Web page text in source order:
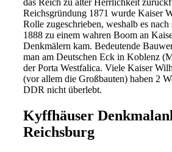
das Reich zu alter Herrlichkeit
Reichsgründung 1871 wurde Kaiser
Rolle zugeschrieben, weshalb es nach
1888 zu einem wahren Boom an
Denkmälern kam. Bedeutende
man am Deutschen Eck in Koblenz
der Porta Westfalica. Viele Kaiser
(vor allem die Großbauten) haben 2
DDR nicht überlebt.
Kyffhäuser
Reichsburg